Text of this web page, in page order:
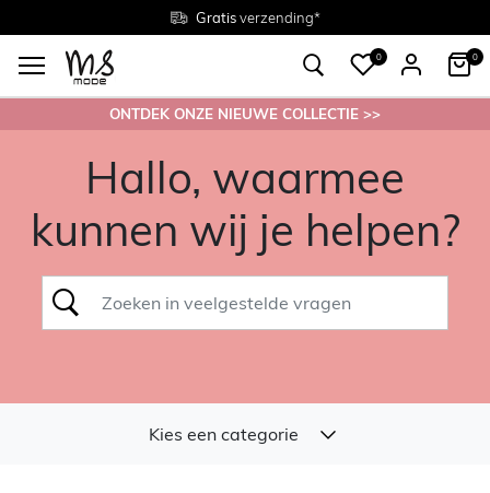
Gratisverzending*
Maten38 - 54
Gratisretourneren in de winkel
0 0
ONTDEK ONZE NIEUWE COLLECTIE >>
Hallo, waarmee
kunnen wij je helpen?
Kies een categorie